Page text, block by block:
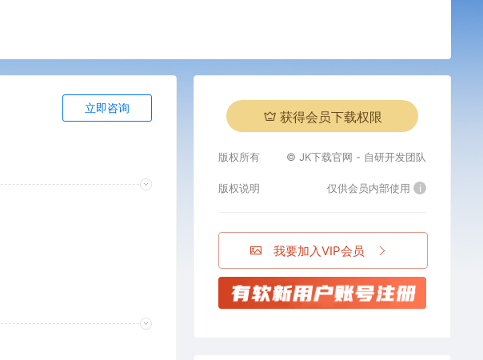
立即咨询
获得会员下载权限
版权所有 © JK下载官网 - 自研开发团队
版权说明 仅供会员内部使用 i
我要加入VIP会员